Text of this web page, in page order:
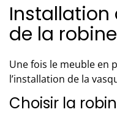
Installation
de la
Une fois le meuble en
l’installation de la
Choisir la